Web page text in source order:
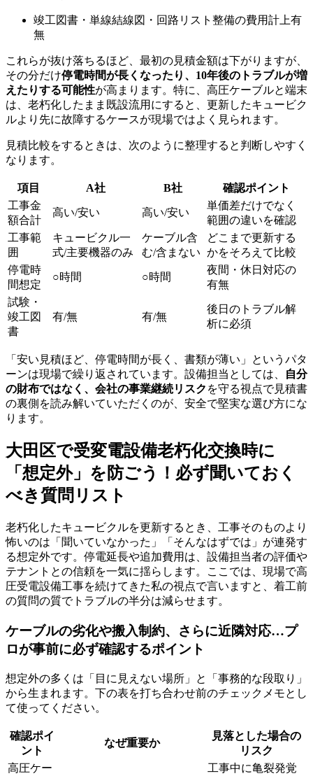
竣工図書・単線結線図・回路リスト整備の費用計上有
無
これらが抜け落ちるほど、最初の見積金額は下がりますが、
その分だけ停電時間が長くなったり、10年後のトラブルが増
えたりする可能性が高まります。特に、高圧ケーブルと端末
は、老朽化したまま既設流用にすると、更新したキュービク
ルより先に故障するケースが現場ではよく見られます。
見積比較をするときは、次のように整理すると判断しやすく
なります。
項目 A社 B社
確認ポイント
工事金
額合計
高い/安い 高い/安い
単価差だけでなく
範囲の違いを確認
工事範
囲
キュービクル一
式/主要機器のみ
ケーブル含
む/含まない
どこまで更新する
かをそろえて比較
停電時
間想定
○時間 ○時間
夜間・休日対応の
有無
試験・
竣工図
書
有/無 有/無
後日のトラブル解
析に必須
「安い見積ほど、停電時間が長く、書類が薄い」というパタ
ーンは現場で繰り返されています。設備担当としては、
自分
の財布ではなく、会社の事業継続リスク を守る視点で見積書
の裏側を読み解いていただくのが、安全で堅実な選び方にな
ります。
大田区で受変電設備老朽化交換時に
「想定外」を防ごう！必ず聞いておく
べき質問リスト
老朽化したキュービクルを更新するとき、工事そのものより
怖いのは「聞いていなかった」「そんなはずでは」が連発す
る想定外です。停電延長や追加費用は、設備担当者の評価や
テナントとの信頼を一気に揺らします。ここでは、現場で高
圧受電設備工事を続けてきた私の視点で言いますと、着工前
の質問の質でトラブルの半分は減らせます。
ケーブルの劣化や搬入制約、さらに近隣対応…プ
ロが事前に必ず確認するポイント
想定外の多くは「目に見えない場所」と「事務的な段取り」
から生まれます。下の表を打ち合わせ前のチェックメモとし
て使ってください。
確認ポイ
ント
なぜ重要か
見落とした場合の
リスク
高圧ケー
工事中に亀裂発覚